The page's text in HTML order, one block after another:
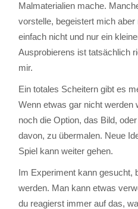
Malmaterialien mache.
vorstelle, begeistert mich
einfach nicht und nur ein
Ausprobierens ist tatsächlich
mir.
Ein totales Scheitern gibt es
Wenn etwas gar nicht werden
noch die Option, das Bild,
davon, zu übermalen. Neue
Spiel kann weiter gehen.
Im Experiment kann gesucht,
werden. Man kann etwas
du reagierst immer auf das,